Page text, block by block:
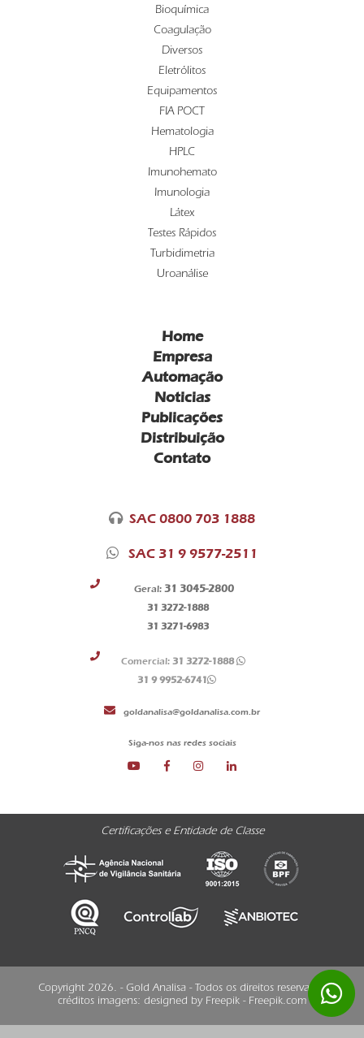
Bioquímica
Coagulação
Diversos
Eletrólitos
Equipamentos
FIA POCT
Hematologia
HPLC
Imunohemato
Imunologia
Látex
Testes Rápidos
Turbidimetria
Uroanálise
Home
Empresa
Automação
Noticias
Publicações
Distribuição
Contato
SAC 0800 703 1888
SAC 31 9 9577-2511
Geral:31 3045-2800
31 3272-1888
31 3271-6983
Comercial: 31 3272-1888
31 9 9952-6741
goldanalisa@goldanalisa.com.br
Siga-nos nas redes sociais
Certificações e Entidade de Classe
Copyright 2026. - Gold Analisa - Todos os direitos reservados
créditos imagens: designed by Freepik - Freepik.com